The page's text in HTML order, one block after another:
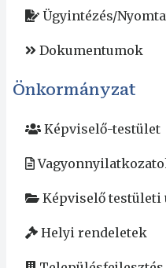
Ügyintézés/
Dokumentumok
Önkormányzat
Képviselő-testület
Képviselő testületi
Helyi rendeletek